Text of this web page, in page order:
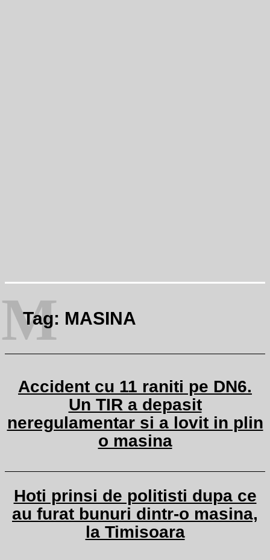
Tag: MASINA
M
Accident cu 11 raniti pe DN6.
Un TIR a depasit
neregulamentar si a lovit in plin
o masina
Hoti prinsi de politisti dupa ce
au furat bunuri dintr-o masina,
la Timisoara